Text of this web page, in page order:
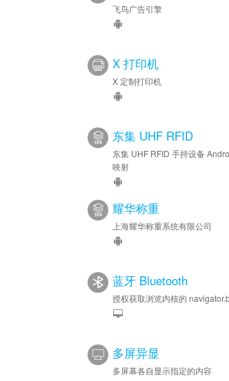
飞鸟广告引擎
X 打印机
X 定制打印机
东集 UHF RFID
东集 UHF RFID 手持设备
映射
耀华称重
上海耀华称重系统有限公司
蓝牙 Bluetooth
授权获取浏览内核的
多屏异显
多屏幕各自显示指定的内容